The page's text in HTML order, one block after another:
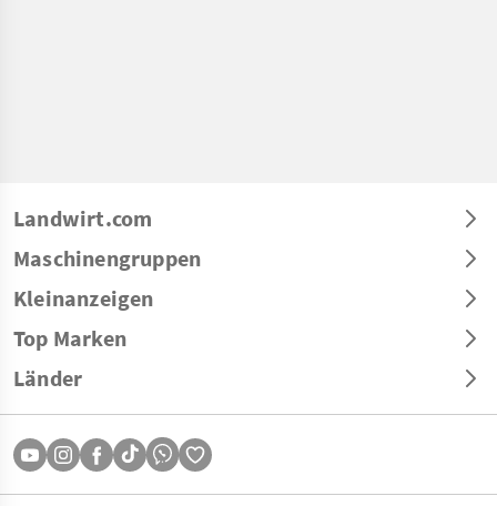
Landwirt.com
Maschinengruppen
Kleinanzeigen
Top Marken
Länder